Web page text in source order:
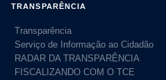
TRANSPARÊNCIA
Transparência
Serviço de Informação ao Cidadão
RADAR DA TRANSPARÊNCIA
FISCALIZANDO COM O TCE